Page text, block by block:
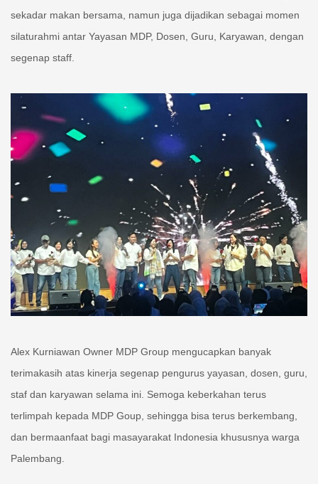
sekadar makan bersama, namun juga dijadikan sebagai momen
silaturahmi antar Yayasan MDP, Dosen, Guru, Karyawan, dengan
segenap staff.
Alex Kurniawan Owner MDP Group mengucapkan banyak
terimakasih atas kinerja segenap pengurus yayasan, dosen, guru,
staf dan karyawan selama ini. Semoga keberkahan terus
terlimpah kepada MDP Goup, sehingga bisa terus berkembang,
dan bermaanfaat bagi masayarakat Indonesia khususnya warga
Palembang.